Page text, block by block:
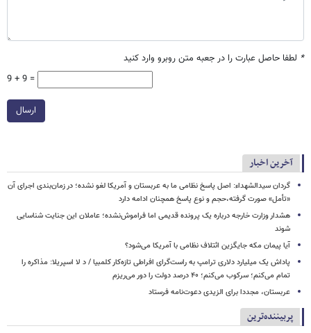
* لطفا حاصل عبارت را در جعبه متن روبرو وارد کنید
9 + 9 =
ارسال
آخرین اخبار
گردان سیدالشهداء: اصل پاسخ نظامی ما به عربستان و آمریکا لغو نشده؛ در زمان‌بندی اجرای آن
«تأمل» صورت گرفته،حجم و نوع پاسخ همچنان ادامه دارد
هشدار وزارت خارجه درباره یک پرونده قدیمی اما فراموش‌نشده؛ عاملان این جنایت شناسایی
شوند
آیا پیمان مکه جایگزین ائتلاف نظامی با آمریکا می‌شود؟
پاداش یک میلیارد دلاری ترامپ به راست‌گرای افراطی تازه‌کار کلمبیا / د لا اسپریلا: مذاکره را
تمام می‌کنم؛ سرکوب می‌کنم؛ ۴۰ درصد دولت را دور می‌ریزم
عربستان، مجددا برای الزیدی دعوت‌نامه فرستاد
پربیننده‌ترین